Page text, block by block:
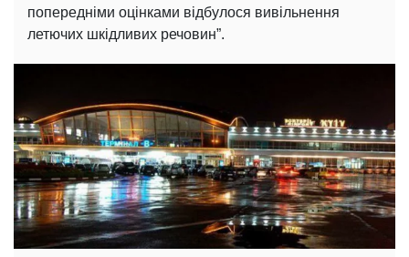
попередніми оцінками відбулося вивільнення
летючих шкідливих речовин”.